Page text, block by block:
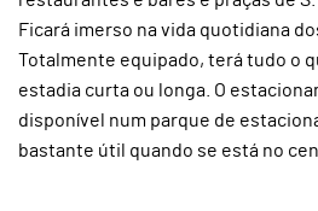
Ficará imerso na vida quotidiana
Totalmente equipado, terá tudo o
estadia curta ou longa. O
disponível num parque de
bastante útil quando se está no